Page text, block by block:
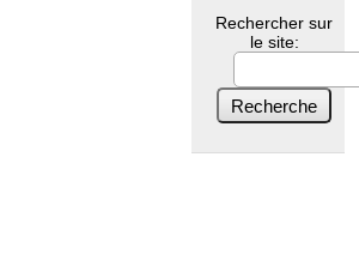
Rechercher sur
le site: